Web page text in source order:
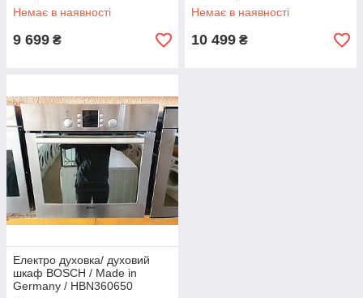
Немає в наявності
9 699 ₴
Немає в наявності
10 499 ₴
Електро духовка/ духовий
шкаф BOSCH / Made in
Germany / HBN360650